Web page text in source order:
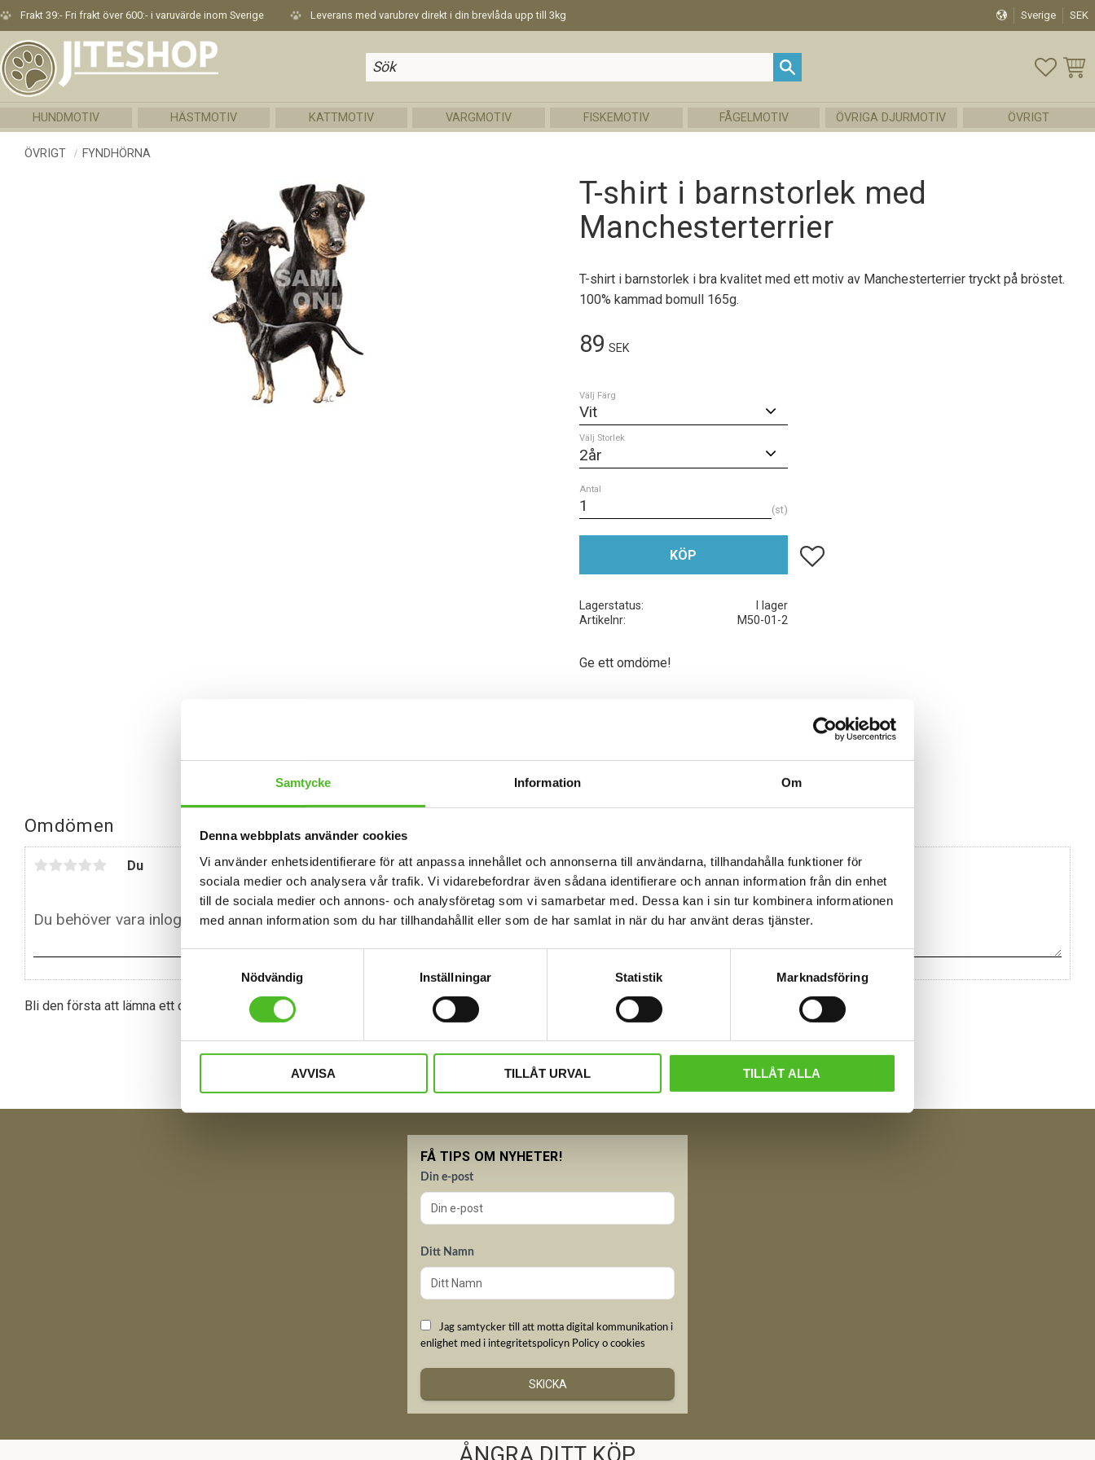
Samtycke Information Om
Denna webbplats använder cookies
Vi använder enhetsidentifierare för att anpassa innehållet och annonserna till användarna, tillhandahålla funktioner för
sociala medier och analysera vår trafik. Vi vidarebefordrar även sådana identifierare och annan information från din enhet
till de sociala medier och annons- och analysföretag som vi samarbetar med. Dessa kan i sin tur kombinera informationen
med annan information som du har tillhandahållit eller som de har samlat in när du har använt deras tjänster.
Samtyckesval
Nödvändig
Inställningar Statistik Marknadsföring
AVVISA TILLÅT URVAL TILLÅT ALLA
Frakt 39:- Fri frakt över 600:- i varuvärde inom Sverige Leverans med varubrev direkt i din brevlåda upp till 3kg Sverige SEK
HUNDMOTIV HÄSTMOTIV KATTMOTIV VARGMOTIV FISKEMOTIV FÅGELMOTIV ÖVRIGA DJURMOTIV ÖVRIGT
ÖVRIGT FYNDHÖRNA
T-shirt i barnstorlek med
Manchesterterrier
T-shirt i barnstorlek i bra kvalitet med ett motiv av Manchesterterrier tryckt på bröstet.
100% kammad bomull 165g.
89 SEK
Välj Färg
Välj Storlek
Antal
st
KÖP Lägg till i favoriter
Lagerstatus
I lager
Artikelnr
M50-01-2
Ge ett omdöme!
Facebook
Twitter
Omdömen
Du
Bli den första att lämna ett omdöme.
FÅ TIPS OM NYHETER!
Din e-post
Ditt Namn
Jag samtycker till att motta digital kommunikation i
enlighet med i integritetspolicyn Policy o cookies
SKICKA